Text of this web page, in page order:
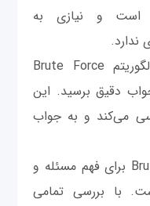
است و نیازی به
ندارد.
قطعیت: با استفاده از الگوریتم Brute Force
دقیق برسید. این
می‌کند و به جواب
مفهومی: الگوریتم Brute Force برای فهم مسئله و
با بررسی تمامی